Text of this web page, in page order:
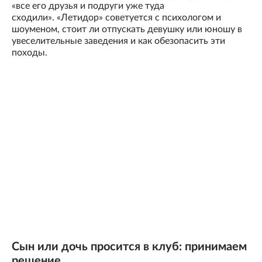
«все его друзья и подруги уже туда
сходили». «Летидор» советуется с психологом и
шоуменом, стоит ли отпускать девушку или юношу в
увеселительные заведения и как обезопасить эти
походы.
Сын или дочь просится в клуб: принимаем